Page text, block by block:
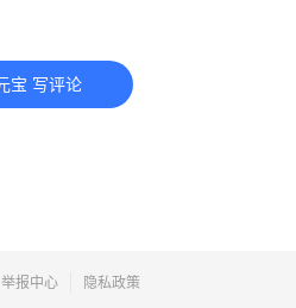
宝 写评论
举报中心 隐私政策